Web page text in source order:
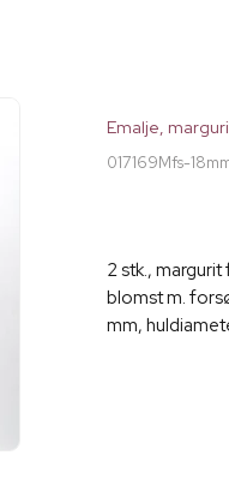
Emalje,
017169Mfs-
2 stk.,
blomst m.
mm,